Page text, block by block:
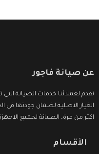
عن صيانة فاجور
نقدم لعملائنا خدمات الصيانة
الغيار الاصلية لضمان جودتها
اكثر من مرة، الصيانة لجميع
الأقسام